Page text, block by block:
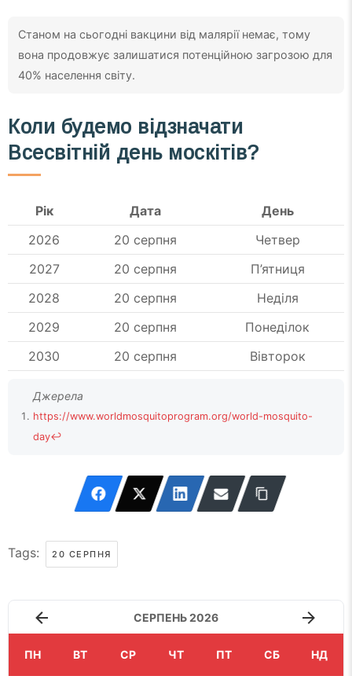
Станом на сьогодні вакцини від малярії немає, тому
вона продовжує залишатися потенційною загрозою для
40% населення світу.
Коли будемо відзначати
Всесвітній день москітів?
Рік Дата
День
2026
20 серпня
Четвер
2027
20 серпня
П’ятниця
2028
20 серпня
Неділя
2029
20 серпня
Понеділок
2030
20 серпня Вівторок
https://www.worldmosquitoprogram.org/world-mosquito-
day↩
Tags: 20 СЕРПНЯ
СЕРПЕНЬ 2026
ПН ВТ СР ЧТ ПТ СБ НД